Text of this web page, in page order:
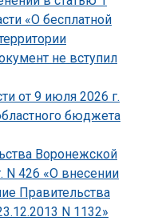
«О бесплатной
не вступил
от 9 июля 2026 г.
бюджета
Воронежской
N 426 «О внесении
Правительства
N 1132»